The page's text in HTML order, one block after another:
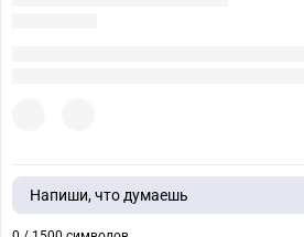
Напиши, что думаешь